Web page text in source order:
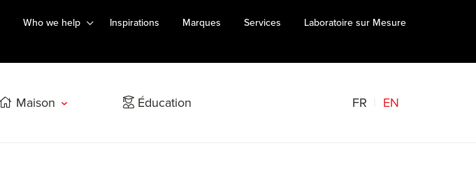
Who we help Inspirations Marques Services
Laboratoire sur Mesure
Maison Éducation FR EN